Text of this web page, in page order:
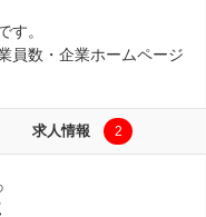
す。
員数・企業ホームページ
求人情報 2